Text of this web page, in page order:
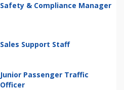
Safety & Compliance Manager
Sales Support Staff
Junior Passenger Traffic
Officer